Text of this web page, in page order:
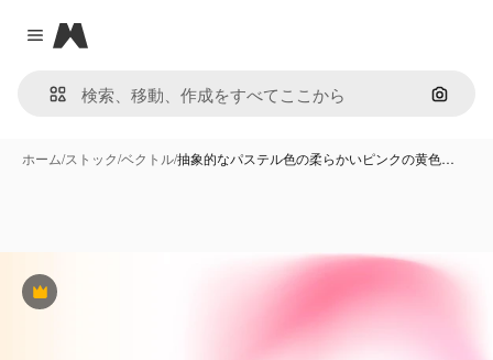
Close menu
Magnific
画像で
ホーム/ストック/ベクトル/抽象的なパステル色の柔らかいピンクの黄色…
Premium